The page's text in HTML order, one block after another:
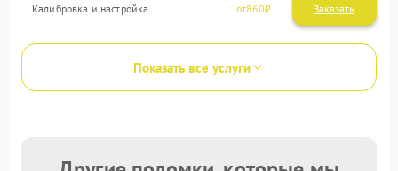
Калибровка и настройка 860
Показать все услуги